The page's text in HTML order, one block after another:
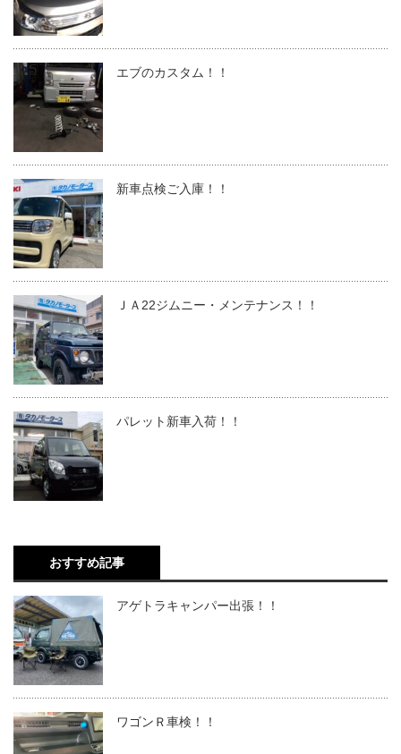
エブのカスタム！！
新車点検ご入庫！！
ＪＡ22ジムニー・メンテナンス！！
パレット新車入荷！！
おすすめ記事
アゲトラキャンパー出張！！
ワゴンＲ車検！！